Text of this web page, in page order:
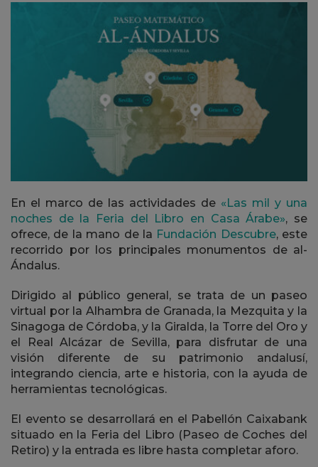
En el marco de las actividades de «Las mil y una
noches de la Feria del Libro en Casa Árabe», se
ofrece, de la mano de la Fundación Descubre, este
recorrido por los principales monumentos de al-
Ándalus.
Dirigido al público general, se trata de un paseo
virtual por la Alhambra de Granada, la Mezquita y la
Sinagoga de Córdoba, y la Giralda, la Torre del Oro y
el Real Alcázar de Sevilla, para disfrutar de una
visión diferente de su patrimonio andalusí,
integrando ciencia, arte e historia, con la ayuda de
herramientas tecnológicas.
El evento se desarrollará en el Pabellón Caixabank
situado en la Feria del Libro (Paseo de Coches del
Retiro) y la entrada es libre hasta completar aforo.